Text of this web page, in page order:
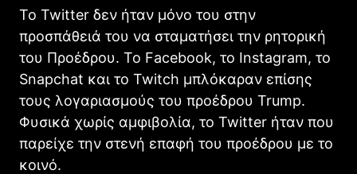
Το Twitter δεν ήταν μόνο του στην
προσπάθειά του να σταματήσει την ρητορική
του Προέδρου. Το Facebook, το Instagram, το
Snapchat και το Twitch μπλόκαραν επίσης
τους λογαριασμούς του προέδρου Trump.
Φυσικά χωρίς αμφιβολία, το Twitter ήταν που
παρείχε την στενή επαφή του προέδρου με το
κοινό.